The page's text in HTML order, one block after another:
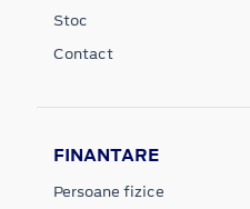
Stoc
Contact
FINANTARE
Persoane fizice